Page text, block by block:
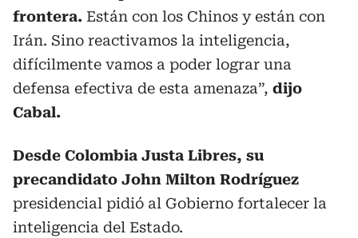
frontera. Están con los Chinos y están con
Irán. Sino reactivamos la inteligencia,
difícilmente vamos a poder lograr una
defensa efectiva de esta amenaza”, dijo
Cabal.
Desde Colombia Justa Libres, su
precandidato John Milton Rodríguez
presidencial pidió al Gobierno fortalecer la
inteligencia del Estado.